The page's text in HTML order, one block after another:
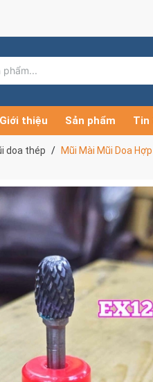
Giới thiệu Sản phẩm Tin
doa thép Mũi Mài Mũi Doa